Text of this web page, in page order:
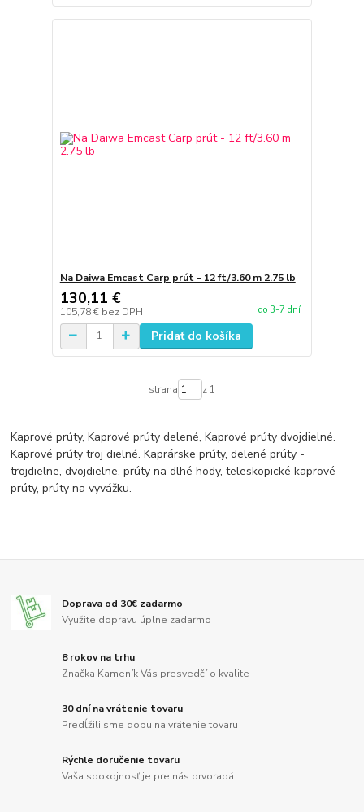
Na Daiwa Emcast Carp prút - 12 ft/3.60 m 2.75 lb
130,11 €
105,78 € bez DPH do 3-7 dní
Pridať do košíka
strana z 1
Kaprové prúty, Kaprové prúty delené, Kaprové prúty dvojdielné.
Kaprové prúty troj dielné. Kaprárske prúty, delené prúty -
trojdielne, dvojdielne, prúty na dlhé hody, teleskopické kaprové
prúty, prúty na vyvážku.
Doprava od 30€ zadarmo
Využite dopravu úplne zadarmo
8 rokov na trhu
Značka Kameník Vás presvedčí o kvalite
30 dní na vrátenie tovaru
Predĺžili sme dobu na vrátenie tovaru
Rýchle doručenie tovaru
Vaša spokojnosť je pre nás prvoradá